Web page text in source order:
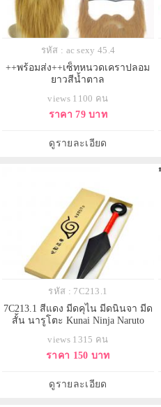
รหัส : ac sexy 45.4
++พร้อมส่ง++เซ็ทหนวดเคราปลอม
ยาวสีน้ำตาล
views 1100 คน
ราคา 79 บาท
ดูรายละเอียด
รหัส : 7C213.1
7C213.1 สีแดง มีดคุไน มีดนินจา มีด
สั้น นารูโตะ Kunai Ninja Naruto
views 1315 คน
ราคา 150 บาท
ดูรายละเอียด